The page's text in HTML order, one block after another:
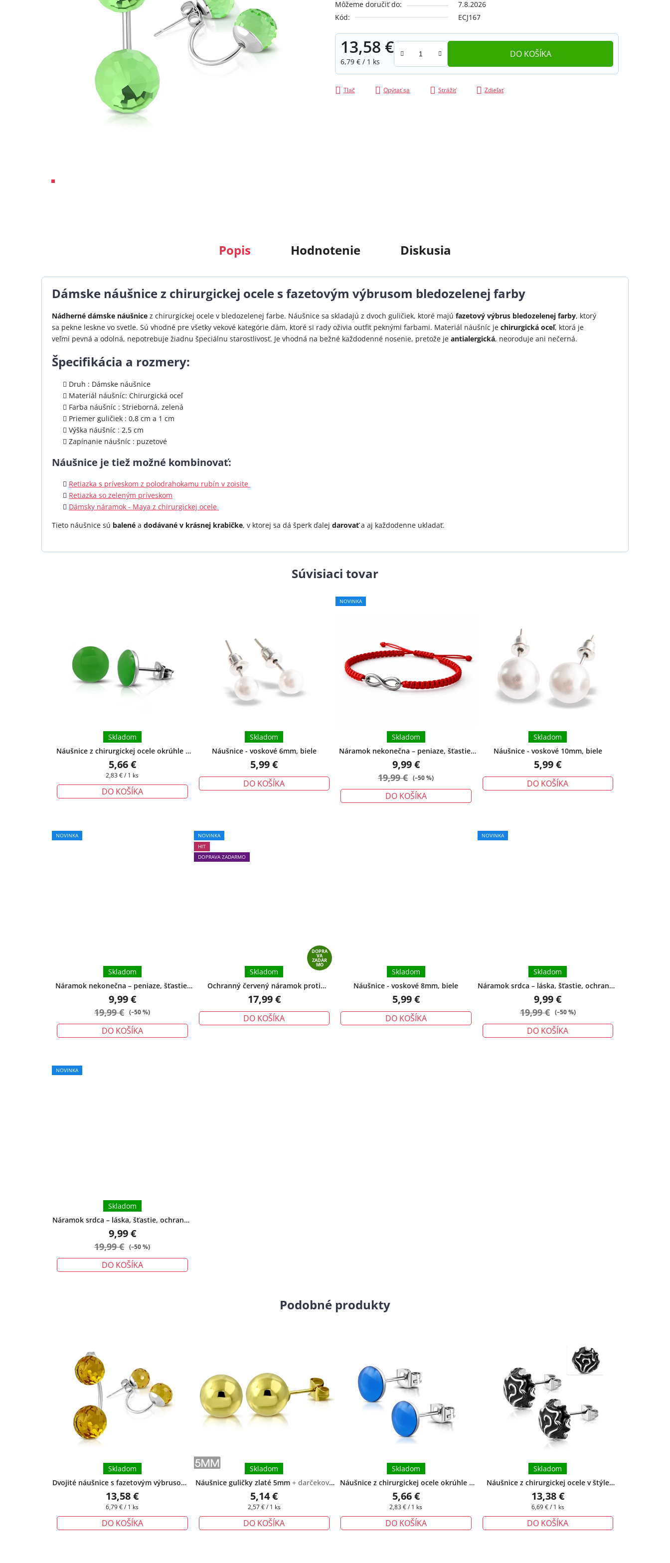
z
5
hviezdičiek.
Môžeme doručiť do:
7.8.2026
Kód:
ECJ167
13,58 €
Jednotková cena:
6,79 € / 1 ks
DO KOŠÍKA
Tlač Opýtať sa Strážiť Zdieľať
Popis Hodnotenie Diskusia
Dámske náušnice z chirurgickej ocele s fazetovým výbrusom bledozelenej farby
Nádherné dámske náušnice z chirurgickej ocele v bledozelenej farbe. Náušnice sa skladajú z dvoch guličiek, ktoré majú fazetový výbrus bledozelenej farby, ktorý
sa pekne leskne vo svetle. Sú vhodné pre všetky vekové kategórie dám, ktoré si rady oživia outfit peknými farbami. Materiál náušníc je chirurgická oceľ, ktorá je
veľmi pevná a odolná, nepotrebuje žiadnu špeciálnu starostlivosť. Je vhodná na bežné každodenné nosenie, pretože je antialergická, neoroduje ani nečerná.
Špecifikácia a rozmery:
Druh : Dámske náušnice
Materiál náušníc: Chirurgická oceľ
Farba náušníc : Strieborná, zelená
Priemer guličiek : 0,8 cm a 1 cm
Výška náušníc : 2,5 cm
Zapínanie náušníc : puzetové
Náušnice je tiež možné kombinovať:
Retiazka s príveskom z polodrahokamu rubín v zoisite
Retiazka so zeleným príveskom
Dámsky náramok - Maya z chirurgickej ocele
Tieto náušnice sú balené a dodávané v krásnej krabičke, v ktorej sa dá šperk ďalej darovaťa aj každodenne ukladať.
Súvisiaci tovar
Náušnice z chirurgickej ocele okrúhle -
+ darčeková krabička zadarmo
Skladom
5,66 €
Jednotková
cena:
2,83 € / 1 ks
DO KOŠÍKA
Náušnice - voskové 6mm, biele
Skladom
5,99 €
DO KOŠÍKA
z
hviezdičiek.
NOVINKA
Náramok nekonečna – peniaze, šťastie,
ochrana - malý
Skladom
9,99 €
19,99 € (–50 %)
DO KOŠÍKA
Náušnice - voskové 10mm, biele
Skladom
5,99 €
DO KOŠÍKA
NOVINKA
Náramok nekonečna – peniaze, šťastie,
ochrana - veľký
Skladom
9,99 €
19,99 € (–50 %)
DO KOŠÍKA
NOVINKA
HIT
DOPRAVA ZADARMO
DOPRA
VA
ZADAR
MO
Ochranný červený náramok proti
urieknutiu – tradičný talizman ochrany
Skladom
17,99 €
DO KOŠÍKA
Náušnice - voskové 8mm, biele
Skladom
5,99 €
DO KOŠÍKA
NOVINKA
Náramok srdca – láska, šťastie, ochrana -
malý
Skladom
9,99 €
19,99 € (–50 %)
DO KOŠÍKA
NOVINKA
Náramok srdca – láska, šťastie, ochrana -
veľký
Skladom
9,99 €
19,99 € (–50 %)
DO KOŠÍKA
Podobné produkty
Dvojité náušnice s fazetovým výbrusom -
+ darčeková krabička zadarmo
Skladom
13,58 €
Jednotková
6,79 € / 1 ks
DO KOŠÍKA
Náušnice guličky zlaté 5mm + darčeková
krabička zadarmo
Skladom
5,14 €
Jednotková
2,57 € / 1 ks
DO KOŠÍKA
Náušnice z chirurgickej ocele okrúhle -
+ darčeková krabička zadarmo
Skladom
5,66 €
Jednotková
2,83 € / 1 ks
DO KOŠÍKA
Náušnice z chirurgickej ocele v štýle
+ darčeková krabička zadarmo
Skladom
13,38 €
Jednotková
6,69 € / 1 ks
DO KOŠÍKA